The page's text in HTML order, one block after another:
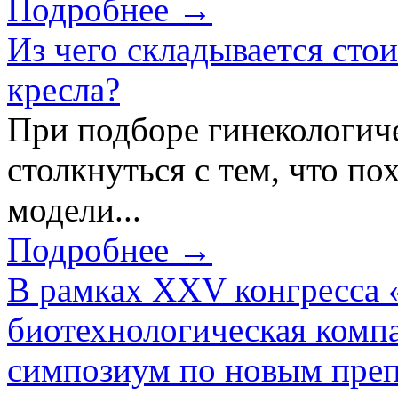
Подробнее →
Из чего складывается
кресла?
При подборе
столкнуться с тем, что
модели...
Подробнее →
В рамках XXV конгресса
биотехнологическая
симпозиум по новым